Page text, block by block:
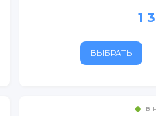
1
ВЫБРАТЬ
в